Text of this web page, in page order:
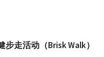
走活动（Brisk Walk）